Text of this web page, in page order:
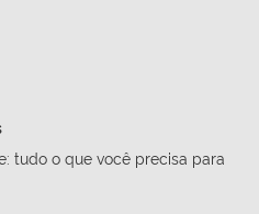
tudo o que você precisa para